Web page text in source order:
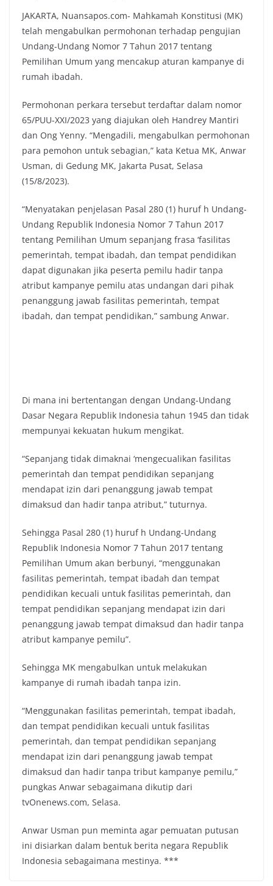
JAKARTA, Nuansapos.com- Mahkamah Konstitusi (MK)
telah mengabulkan permohonan terhadap pengujian
Undang-Undang Nomor 7 Tahun 2017 tentang
Pemilihan Umum yang mencakup aturan kampanye di
rumah ibadah.
Permohonan perkara tersebut terdaftar dalam nomor
65/PUU-XXI/2023 yang diajukan oleh Handrey Mantiri
dan Ong Yenny. “Mengadili, mengabulkan permohonan
para pemohon untuk sebagian,” kata Ketua MK, Anwar
Usman, di Gedung MK, Jakarta Pusat, Selasa
(15/8/2023).
“Menyatakan penjelasan Pasal 280 (1) huruf h Undang-
Undang Republik Indonesia Nomor 7 Tahun 2017
tentang Pemilihan Umum sepanjang frasa ‘fasilitas
pemerintah, tempat ibadah, dan tempat pendidikan
dapat digunakan jika peserta pemilu hadir tanpa
atribut kampanye pemilu atas undangan dari pihak
penanggung jawab fasilitas pemerintah, tempat
ibadah, dan tempat pendidikan,” sambung Anwar.
Di mana ini bertentangan dengan Undang-Undang
Dasar Negara Republik Indonesia tahun 1945 dan tidak
mempunyai kekuatan hukum mengikat.
“Sepanjang tidak dimaknai ‘mengecualikan fasilitas
pemerintah dan tempat pendidikan sepanjang
mendapat izin dari penanggung jawab tempat
dimaksud dan hadir tanpa atribut,” tuturnya.
Sehingga Pasal 280 (1) huruf h Undang-Undang
Republik Indonesia Nomor 7 Tahun 2017 tentang
Pemilihan Umum akan berbunyi, “menggunakan
fasilitas pemerintah, tempat ibadah dan tempat
pendidikan kecuali untuk fasilitas pemerintah, dan
tempat pendidikan sepanjang mendapat izin dari
penanggung jawab tempat dimaksud dan hadir tanpa
atribut kampanye pemilu”.
Sehingga MK mengabulkan untuk melakukan
kampanye di rumah ibadah tanpa izin.
“Menggunakan fasilitas pemerintah, tempat ibadah,
dan tempat pendidikan kecuali untuk fasilitas
pemerintah, dan tempat pendidikan sepanjang
mendapat izin dari penanggung jawab tempat
dimaksud dan hadir tanpa tribut kampanye pemilu,”
pungkas Anwar sebagaimana dikutip dari
tvOnenews.com, Selasa.
Anwar Usman pun meminta agar pemuatan putusan
ini disiarkan dalam bentuk berita negara Republik
Indonesia sebagaimana mestinya. ***